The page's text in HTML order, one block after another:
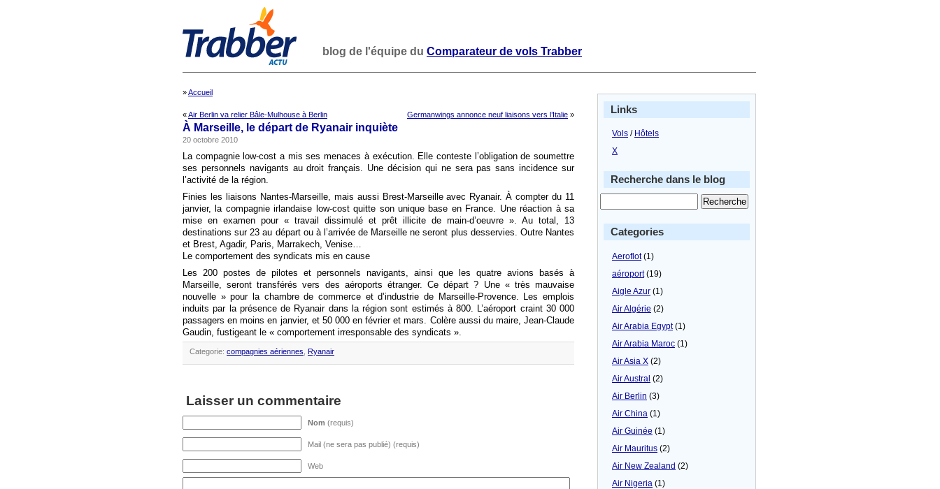
blog de l'équipe du Comparateur de vols Trabber
»Accueil
«Air Berlin va relier Bâle-Mulhouse à Berlin Germanwings annonce neuf liaisons vers l’Italie »
À Marseille, le départ de Ryanair inquiète
20 octobre 2010
La compagnie low-cost a mis ses menaces à exécution. Elle conteste l’obligation de soumettre
ses personnels navigants au droit français. Une décision qui ne sera pas sans incidence sur
l’activité de la région.
Finies les liaisons Nantes-Marseille, mais aussi Brest-Marseille avec Ryanair. À compter du 11
janvier, la compagnie irlandaise low-cost quitte son unique base en France. Une réaction à sa
mise en examen pour « travail dissimulé et prêt illicite de main-d’oeuvre ». Au total, 13
destinations sur 23 au départ ou à l’arrivée de Marseille ne seront plus desservies. Outre Nantes
et Brest, Agadir, Paris, Marrakech, Venise…
Le comportement des syndicats mis en cause
Les 200 postes de pilotes et personnels navigants, ainsi que les quatre avions basés à
Marseille, seront transférés vers des aéroports étranger. Ce départ ? Une « très mauvaise
nouvelle » pour la chambre de commerce et d’industrie de Marseille-Provence. Les emplois
induits par la présence de Ryanair dans la région sont estimés à 800. L’aéroport craint 30 000
passagers en moins en janvier, et 50 000 en février et mars. Colère aussi du maire, Jean-Claude
Gaudin, fustigeant le « comportement irresponsable des syndicats ».
Categorie: compagnies aériennes Ryanair
Laisser un commentaire
Nom (requis)
Mail (ne sera pas publié) (requis)
Web
Links
Vols / Hôtels
X
Recherche dans le blog
Categories
Aeroflot(1)
aéroport(19)
Aigle Azur (1)
Air Algérie (2)
Air Arabia Egypt(1)
Air Arabia Maroc (1)
Air Asia X (2)
Air Austral (2)
Air Berlin (3)
Air China (1)
Air Guinée (1)
Air Mauritus (2)
Air New Zealand (2)
Air Nigeria (1)